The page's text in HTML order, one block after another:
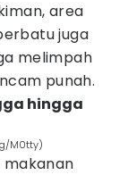
area
juga
melimpah
punah.
hingga
M0tty)